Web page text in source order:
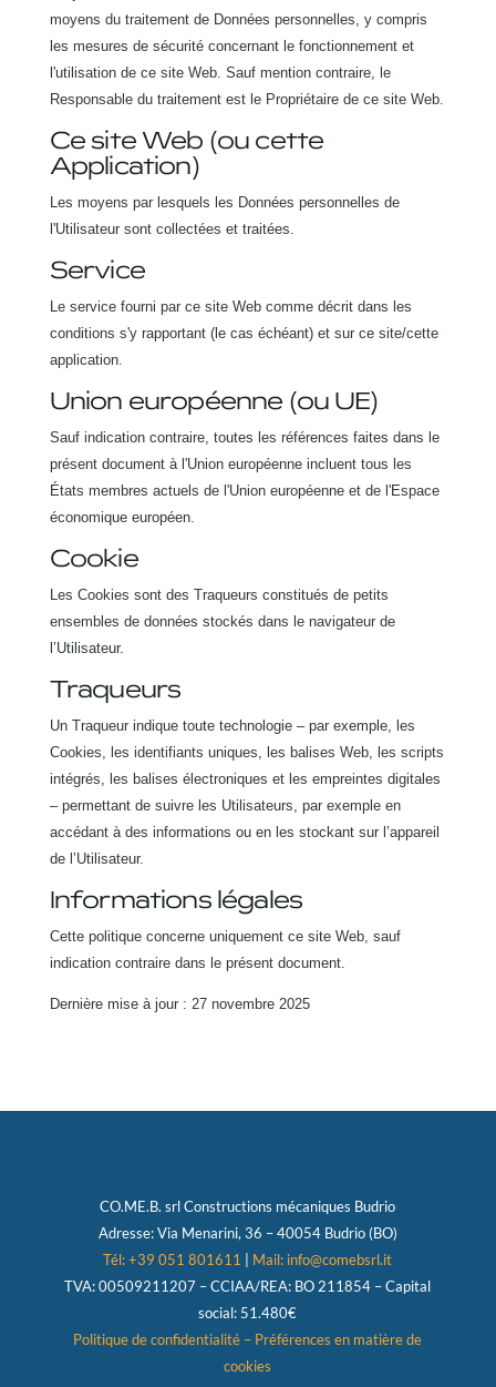
moyens du traitement de Données personnelles, y compris
les mesures de sécurité concernant le fonctionnement et
l'utilisation de ce site Web. Sauf mention contraire, le
Responsable du traitement est le Propriétaire de ce site Web.
Ce site Web (ou cette
Application)
Les moyens par lesquels les Données personnelles de
l'Utilisateur sont collectées et traitées.
Service
Le service fourni par ce site Web comme décrit dans les
conditions s'y rapportant (le cas échéant) et sur ce site/cette
application.
Union européenne (ou UE)
Sauf indication contraire, toutes les références faites dans le
présent document à l'Union européenne incluent tous les
États membres actuels de l'Union européenne et de l'Espace
économique européen.
Cookie
Les Cookies sont des Traqueurs constitués de petits
ensembles de données stockés dans le navigateur de
l’Utilisateur.
Traqueurs
Un Traqueur indique toute technologie – par exemple, les
Cookies, les identifiants uniques, les balises Web, les scripts
intégrés, les balises électroniques et les empreintes digitales
– permettant de suivre les Utilisateurs, par exemple en
accédant à des informations ou en les stockant sur l’appareil
de l’Utilisateur.
Informations légales
Cette politique concerne uniquement ce site Web, sauf
indication contraire dans le présent document.
Dernière mise à jour : 27 novembre 2025
CO.ME.B. srlConstructions mécaniques Budrio
Adresse:Via Menarini, 36 – 40054 Budrio (BO)
Tél: +39 051 801611 | Mail: info@comebsrl.it
TVA:00509211207 – CCIAA/REA: BO 211854 – Capital
social: 51.480€
Politique de confidentialité – Préférences en matière de
cookies